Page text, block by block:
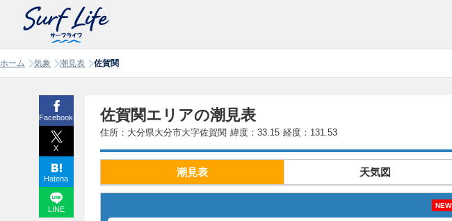
ホーム 気象 潮見表 佐賀関
佐賀関エリアの潮見表
住所：大分県大分市大字佐賀関 緯度：33.15 経度：131.53
潮見表 天気図
NEW
Facebook
X
Hatena
LINE